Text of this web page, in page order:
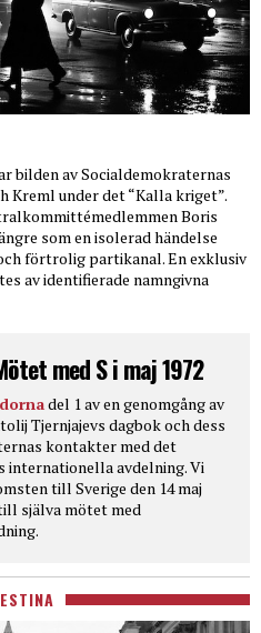
bilden av Socialdemokraternas
Kreml under det “Kalla kriget”.
Boris
som en isolerad händelse
förtrolig partikanal. En exklusiv
av identifierade namngivna
med S i maj 1972
del 1 av en genomgång av
Tjernjajevs dagbok och dess
kontakter med det
avdelning. Vi
till Sverige den 14 maj
själva mötet med